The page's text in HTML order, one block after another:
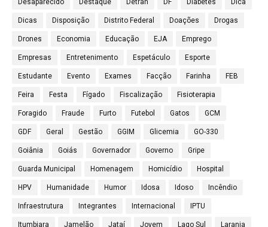
Desaparecido Destaque Detran DF Diabetes Dica
Dicas Disposição Distrito Federal Doações Drogas
Drones Economia Educação EJA Emprego
Empresas Entretenimento Espetáculo Esporte
Estudante Evento Exames Facção Farinha FEB
Feira Festa Fígado Fiscalização Fisioterapia
Foragido Fraude Furto Futebol Gatos GCM
GDF Geral Gestão GGIM Glicemia GO-330
Goiânia Goiás Governador Governo Gripe
Guarda Municipal Homenagem Homicídio Hospital
HPV Humanidade Humor Idosa Idoso Incêndio
Infraestrutura Integrantes Internacional IPTU
Itumbiara Jamelão Jataí Jovem Lago Sul Laranja